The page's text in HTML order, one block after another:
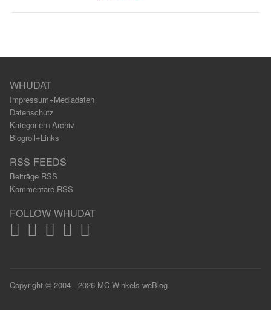
WHUDAT
Impressum+Mediadaten
Datenschutz
Kategorien+Archiv
Blogroll+Links
RSS FEEDS
Beiträge RSS
Kommentare RSS
FOLLOW WHUDAT
Copyright © 2004 - 2026 MC Winkels weBlog